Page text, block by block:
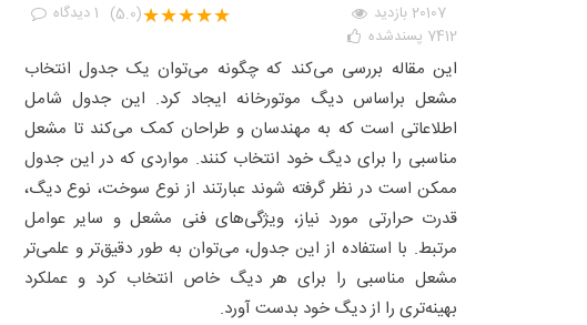
20107 بازدید 1 دیدگاه ★★★★★
(5.0)
7412 پسندشده
این مقاله بررسی می‌کند که چگونه می‌توان یک جدول انتخاب
مشعل براساس دیگ موتورخانه ایجاد کرد. این جدول شامل
اطلاعاتی است که به مهندسان و طراحان کمک می‌کند تا مشعل
مناسبی را برای دیگ خود انتخاب کنند. مواردی که در این جدول
ممکن است در نظر گرفته شوند عبارتند از نوع سوخت، نوع دیگ،
قدرت حرارتی مورد نیاز، ویژگی‌های فنی مشعل و سایر عوامل
مرتبط. با استفاده از این جدول، می‌توان به طور دقیق‌تر و علمی‌تر
مشعل مناسبی را برای هر دیگ خاص انتخاب کرد و عملکرد
بهینه‌تری را از دیگ خود بدست آورد.